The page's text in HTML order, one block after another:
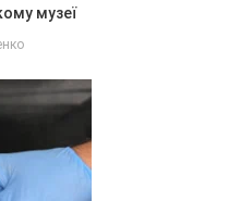
музеї